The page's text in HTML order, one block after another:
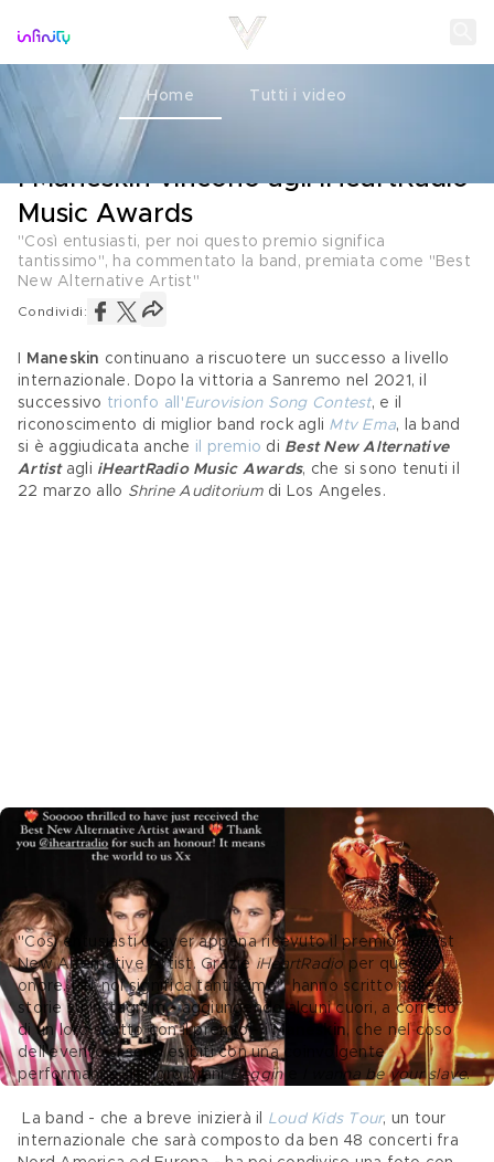
Home Tutti i video
MUSICA
I Maneskin vincono agli iHeartRadio
Music Awards
"Così entusiasti, per noi questo premio significa
tantissimo", ha commentato la band, premiata come "Best
New Alternative Artist"
Condividi:
Maneskin continuano a riscuotere un successo a livello
internazionale. Dopo la vittoria a Sanremo nel 2021, il
successivo trionfo all'Eurovision Song Contest, e il
riconoscimento di miglior band rock agli Mtv Ema, la band
si è aggiudicata anche il premio di Best New Alternative
Artist agli iHeartRadio Music Awards, che si sono tenuti il
22 marzo allo Shrine Auditorium di Los Angeles.
Foto Instagram @maneskinofficial
Il messaggio dopo la vittoria
"Così entusiasti di aver appena ricevuto il premio di Best
New Alternative Artist. Grazie iHeartRadio per questo
onore. Per noi significa tantissimo", hanno scritto nelle
storie su Instagram - aggiungendo alcuni cuori, a corredo
di un loro scatto con il premio - i Maneskin, che nel coso
dell'evento si sono esibiti con una coinvolgente
performance dei loro brani Beggin I wanna be your slave.
La band - che a breve inizierà il Loud Kids Tour, un tour
internazionale che sarà composto da ben 48 concerti fra